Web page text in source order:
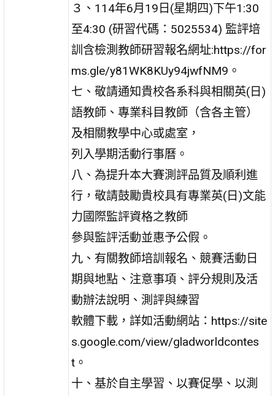
３、114年6月19日(星期四)下午1:30
至4:30 (研習代碼：5025534) 監評培
訓含檢測教師研習報名網址:https://for
ms.gle/y81WK8KUy94jwfNM9。
七、敬請通知貴校各系科與相關英(日)
語教師、專業科目教師（含各主管）
及相關教學中心或處室，
列入學期活動行事曆。
八、為提升本大賽測評品質及順利進
行，敬請鼓勵貴校具有專業英(日)文能
力國際監評資格之教師
參與監評活動並惠予公假。
九、有關教師培訓報名、競賽活動日
期與地點、注意事項、評分規則及活
動辦法說明、測評與練習
軟體下載，詳如活動網站：https://site
s.google.com/view/gladworldcontes
t。
十、基於自主學習、以賽促學、以測